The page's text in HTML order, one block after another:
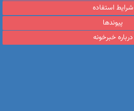
شرایط استفاده
پیوندها
درباره خبرخونه